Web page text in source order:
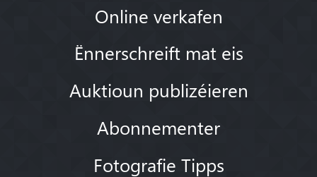
Online verkafen
Ënnerschreift mat eis
Auktioun publizéieren
Abonnementer
Fotografie Tipps